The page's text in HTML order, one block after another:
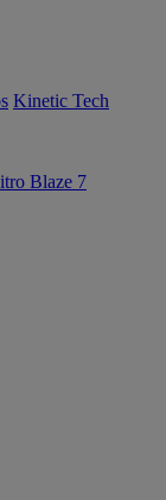
Kinetic Tech
Blaze 7